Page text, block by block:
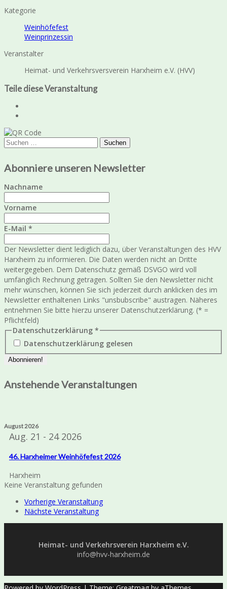
Kategorie
Weinhöfefest
Weinprinzessin
Veranstalter
Heimat- und Verkehrsversverein Harxheim e.V. (HVV)
Teile diese Veranstaltung
Suchen
nach:
Abonniere unseren Newsletter
Nachname
Vorname
E-Mail *
Der Newsletter dient lediglich dazu, über Veranstaltungen des HVV
Harxheim zu informieren. Die Daten werden nicht an Dritte
weitergegeben. Dem Datenschutz gemäß DSVGO wird voll
umfänglich Rechnung getragen. Sollten Sie den Newsletter nicht
mehr wünschen, können Sie sich jederzeit durch anklicken des im
Newsletter enthaltenen Links "unsbubscribe" austragen. Näheres
entnehmen Sie bitte hierzu unserer Datenschutzerklärung. (* =
Pflichtfeld)
Datenschutzerklärung *
Datenschutzerklärung gelesen
Anstehende Veranstaltungen
August 2026
Aug. 21 - 24 2026
46. Harxheimer Weinhöfefest 2026
Harxheim
Keine Veranstaltung gefunden
Vorherige Veranstaltung
Nächste Veranstaltung
Heimat- und Verkehrsverein Harxheim e.V.
info@hvv-harxheim.de